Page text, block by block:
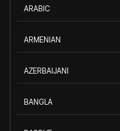
ARABIC
ARMENIAN
AZERBAIJANI
BANGLA